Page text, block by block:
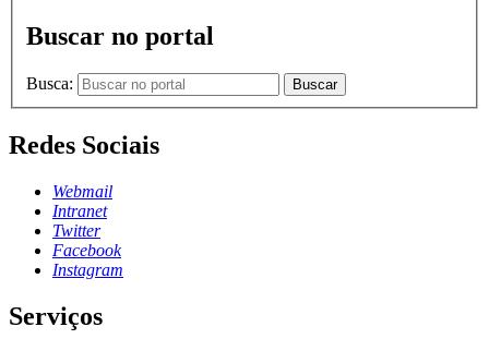
Buscar no portal
Busca: Buscar
Redes Sociais
Webmail
Intranet
Twitter
Facebook
Instagram
Serviços